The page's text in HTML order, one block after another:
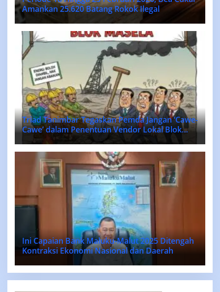
Amankan 25.620 Batang Rokok Ilegal
Triad Tanimbar Tegaskan Pemda Jangan ‘Cawe-
Cawe’ dalam Penentuan Vendor Lokal Blok
MASELA.
Ini Capaian Bank Maluku-Malut 2025 Ditengah
Kontraksi Ekonomi Nasional dan Daerah